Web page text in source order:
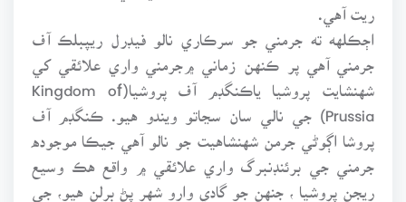
ريت آهي.
اڄڪلهه ته جرمني جو سرڪاري نالو فيڊرل ريپبلڪ آف
جرمني آهي پر ڪنهن زماني ۾جرمني واري علائقي کي
شهنشايت پروشيا ياڪنگڊم آف پروشيا(Kingdom of
Prussia) جي نالي سان سڃاتو ويندو هيو. ڪنگڊم آف
پروشا اڳوڻي جرمن شهنشاهيت جو نالو آهي جيڪا موجوده
جرمني جي برئنڊنبرگ واري علائقي ۾ واقع هڪ وسيع
ريجن پروشيا ، جنهن جو گادي وارو شهر پڻ برلن هيو، جي